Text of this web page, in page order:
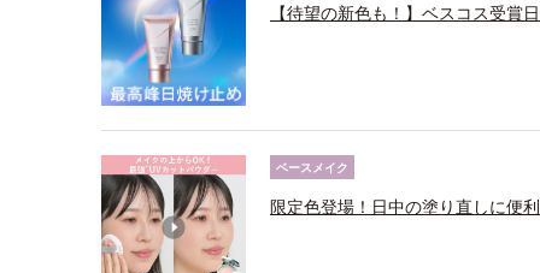
【待望の新色も！】ベスコス受賞
ベースメイク
限定色登場！日中の塗り直しに便